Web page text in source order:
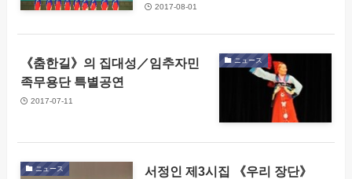
2017-08-01
ニュース
《춤한길》의 집대성／임추자민
족무용단 특별공연
2017-07-11
ニュース 서정인 제3시집 《우리 장단》